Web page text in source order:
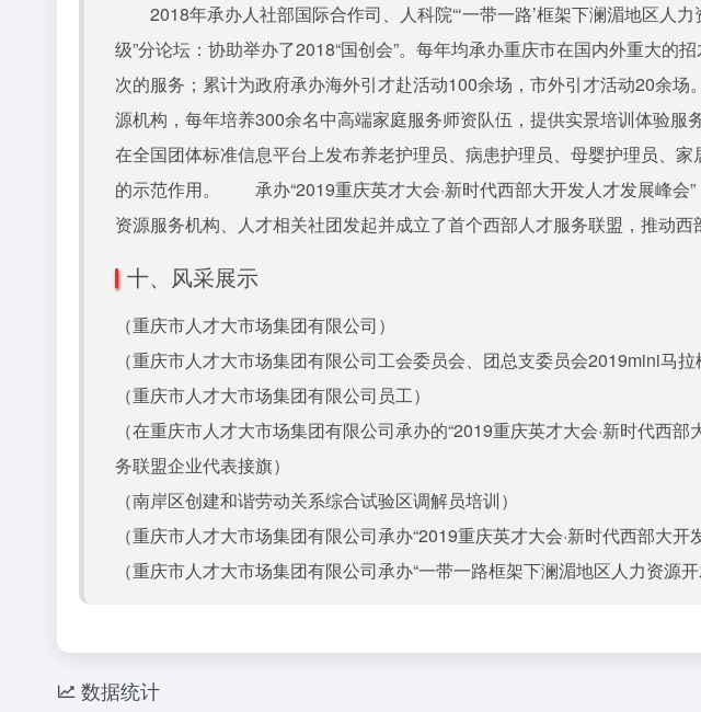
2018年承办人社部国际合作司、人科院“‘一带一路’框架下澜湄地区人
级”分论坛：协助举办了2018“国创会”。每年均承办重庆市在国内外重大
次的服务；累计为政府承办海外引才赴活动100余场，市外引才活动20
源机构，每年培养300余名中高端家庭服务师资队伍，提供实景培训体验服
在全国团体标准信息平台上发布养老护理员、病患护理员、母婴护理员、
的示范作用。 承办“2019重庆英才大会·新时代西部大开发人才发展峰会
资源服务机构、人才相关社团发起并成立了首个西部人才服务联盟，推动西
十、风采展示
（重庆市人才大市场集团有限公司）
（重庆市人才大市场集团有限公司工会委员会、团总支委员会2019mini马拉
（重庆市人才大市场集团有限公司员工）
（在重庆市人才大市场集团有限公司承办的“2019重庆英才大会·新时代西
务联盟企业代表接旗）
（南岸区创建和谐劳动关系综合试验区调解员培训）
（重庆市人才大市场集团有限公司承办“2019重庆英才大会·新时代西部大开
（重庆市人才大市场集团有限公司承办“一带一路框架下澜湄地区人力资源开
数据统计